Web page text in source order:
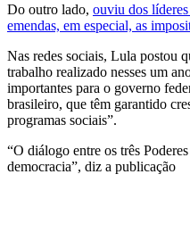
Do outro lado, ouviu dos
emendas, em especial, as
Nas redes sociais, Lula postou
trabalho realizado nesses um
importantes para o governo
brasileiro, que têm garantido
programas sociais”.
“O diálogo entre os três
democracia”, diz a publicação